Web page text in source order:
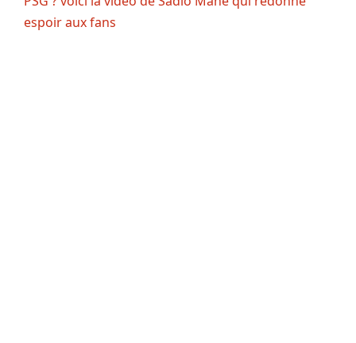
espoir aux fans